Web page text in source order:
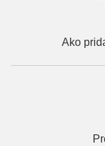
Ako